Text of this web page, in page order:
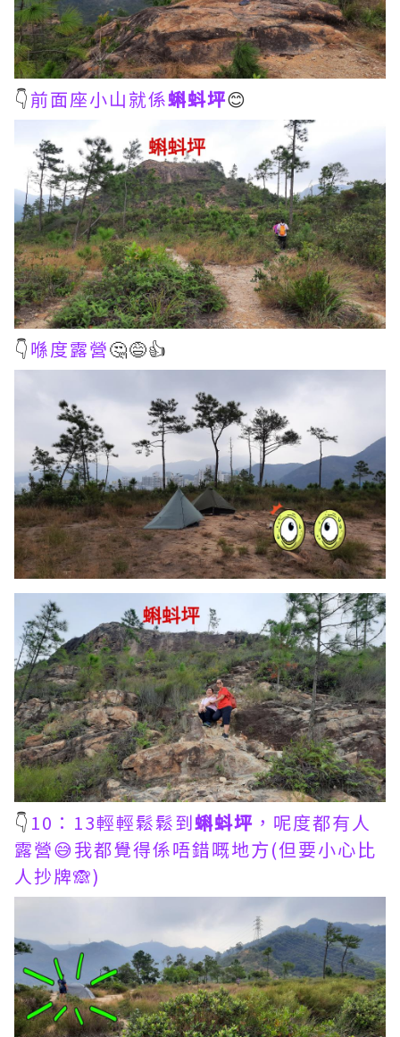
👇前面座小山就係蝌蚪坪😊
👇喺度露營🤔😅👍
👇 10：13輕輕鬆鬆到蝌蚪坪 ，呢度都有人
露營😅我都覺得係唔錯嘅地方(但要小心比
人抄牌🙈)